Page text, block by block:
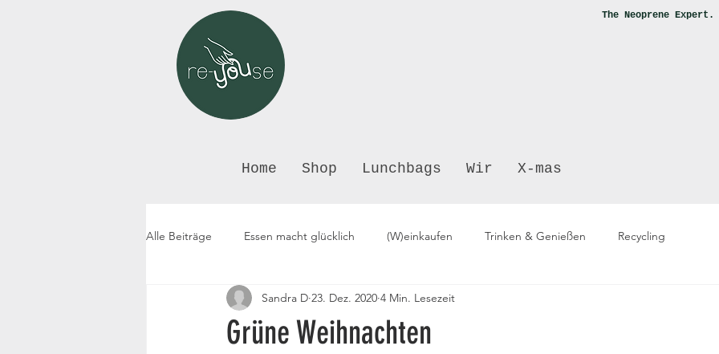
The Neoprene Expert.
Home Shop Lunchbags Wir X-mas
Alle Beiträge Essen macht glücklich (W)einkaufen Trinken & Genießen Recycling
Grüne Weihnachten
Sandra D 23. Dez. 2020 4 Min. Lesezeit